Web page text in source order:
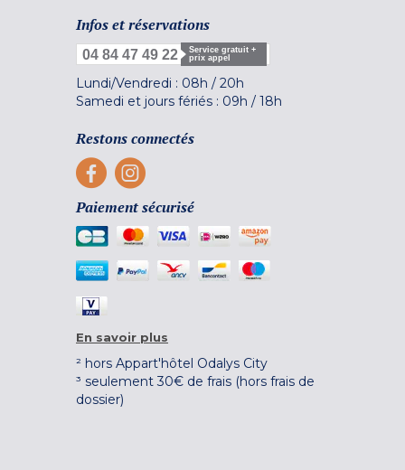
Infos et réservations
04 84 47 49 22
Service gratuit +
prix appel
Lundi/Vendredi : 08h / 20h
Samedi et jours fériés : 09h / 18h
Restons connectés
Paiement sécurisé
En savoir plus
² hors Appart'hôtel Odalys City
³ seulement 30€ de frais (hors frais de
dossier)